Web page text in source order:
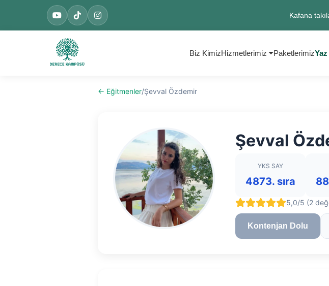
Kafana
Biz KimizHizmetlerimiz PaketlerimizYaz
← Eğitmenler/Şevval Özdemir
Şevval
YKS SAY
4873. sıra
5,0/5 (2
Kontenjan Dolu